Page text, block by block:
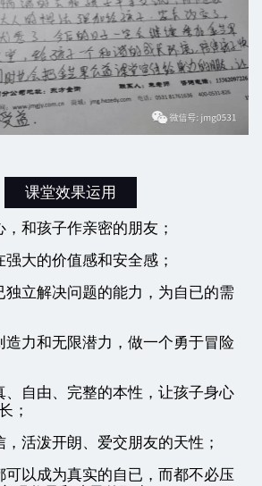
课堂效果运用
和孩子作亲密的朋友；
大的价值感和安全感；
独立解决问题的能力，为自已的需
造力和无限潜力，做一个勇于冒险
、自由、完整的本性，让孩子身心
；
活泼开朗、爱交朋友的天性；
可以成为真实的自已，而都不必压